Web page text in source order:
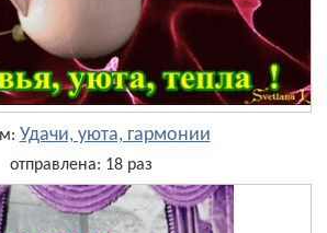
Удачи, уюта, гармонии
отправлена: 18 раз